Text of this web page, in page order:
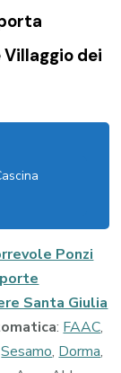
dei
Ponzi
porte
Santa Giulia
: FAAC,
Sesamo, Dorma,